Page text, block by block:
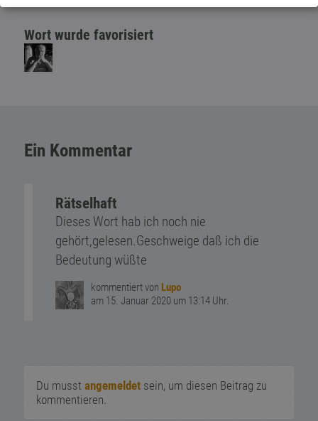
Wort wurde favorisiert
Ein Kommentar
Rätselhaft
Dieses Wort hab ich noch nie
gehört,gelesen.Geschweige daß ich die
Bedeutung wüßte
kommentiert von Lupo
am 15. Januar 2020 um 13:14 Uhr.
Du musst angemeldetsein, um diesen Beitrag zu
kommentieren.